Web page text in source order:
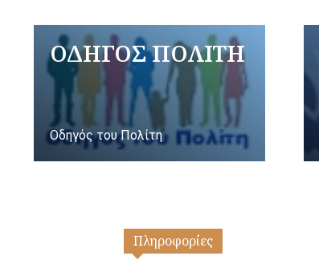
ΟΔΗΓΟΣ ΠΟΛΙΤΗ
Οδηγός του Πολίτη
Πληροφορίες